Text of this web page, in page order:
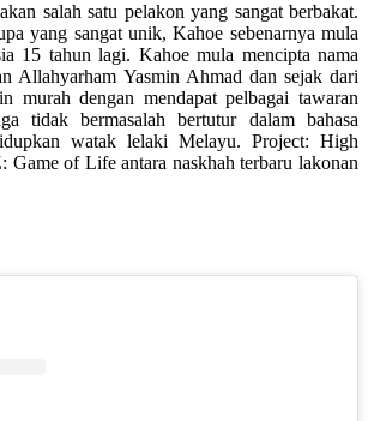
salah satu pelakon yang sangat berbakat.
yang sangat unik, Kahoe sebenarnya mula
15 tahun lagi. Kahoe mula mencipta nama
Allahyarham Yasmin Ahmad dan sejak dari
murah dengan mendapat pelbagai tawaran
tidak bermasalah bertutur dalam bahasa
watak lelaki Melayu. Project: High
of Life antara naskhah terbaru lakonan